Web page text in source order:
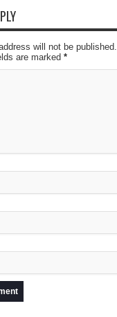
will not be published.
are marked *